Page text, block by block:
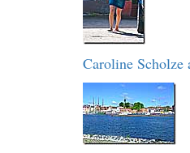
Caroline Scholze